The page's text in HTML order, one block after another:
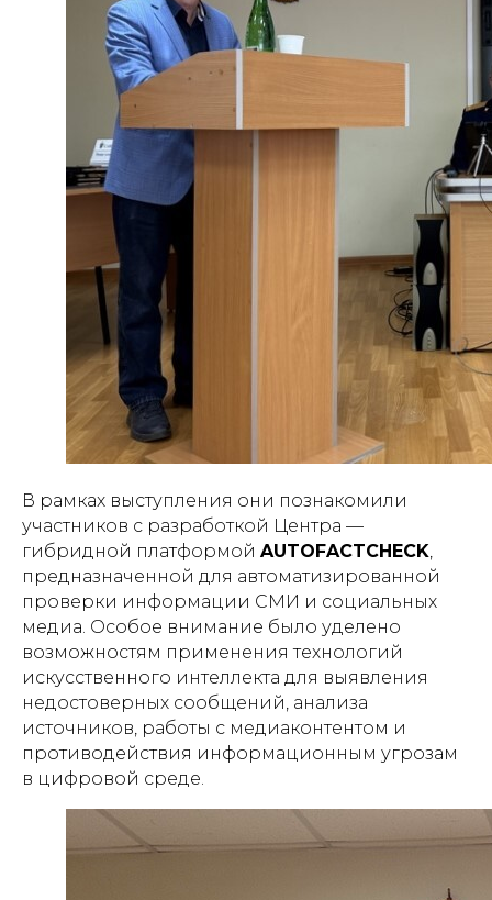
В рамках выступления они познакомили
участников с разработкой Центра —
гибридной платформой AUTOFACTCHECK,
предназначенной для автоматизированной
проверки информации СМИ и социальных
медиа. Особое внимание было уделено
возможностям применения технологий
искусственного интеллекта для выявления
недостоверных сообщений, анализа
источников, работы с медиаконтентом и
противодействия информационным угрозам
в цифровой среде.